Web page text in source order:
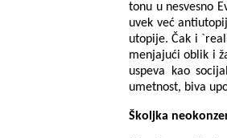
tonu u nesvesno
uvek već
utopije. Čak i
menjajući oblik i
uspeva kao
umetnost, biva
Školjka